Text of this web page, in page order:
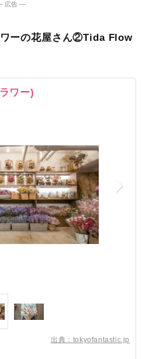
広告 ―
ーの花屋さん②Tida Flow
ワー)
出典：tokyofantastic.jp